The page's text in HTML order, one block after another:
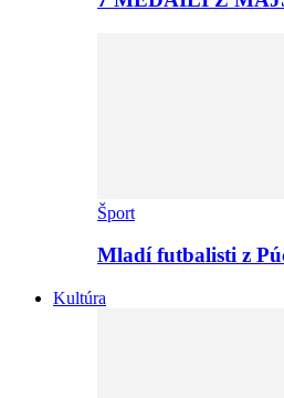
Šport
Mladí futbalisti z
Kultúra